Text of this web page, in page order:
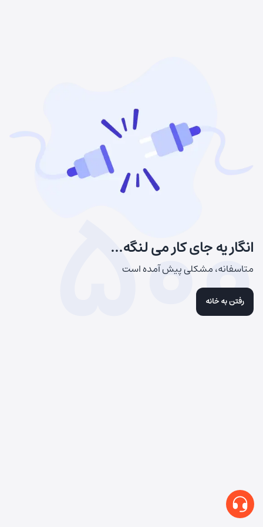
انگار یه جای کار می لنگه...
متاسفانه، مشکلی پیش آمده است
رفتن به خانه
500